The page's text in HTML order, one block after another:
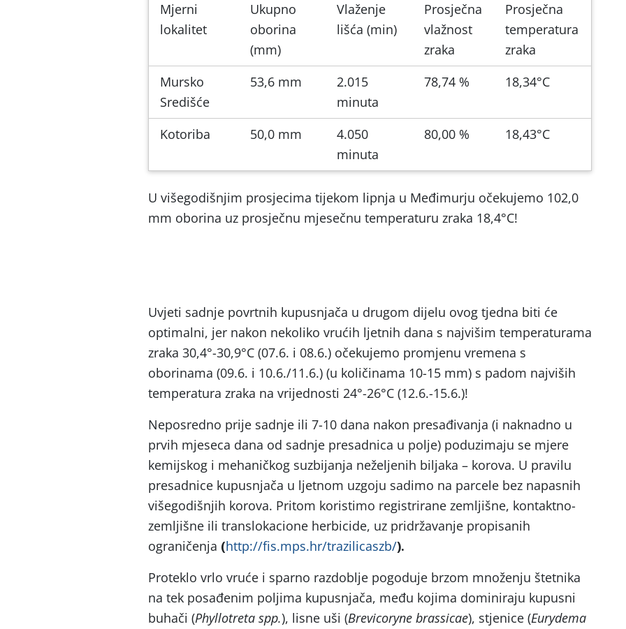
Mjerni
lokalitet
Ukupno
oborina
(mm)
Vlaženje
lišća (min)
Prosječna
vlažnost
zraka
Prosječna
temperatura
zraka
Mursko
Središće
53,6 mm
2.015
minuta
78,74 % 18,34°C
Kotoriba 50,0 mm
4.050
minuta
80,00 % 18,43°C
U višegodišnjim prosjecima tijekom lipnja u Međimurju očekujemo 102,0
mm oborina uz prosječnu mjesečnu temperaturu zraka 18,4°C!
Uvjeti sadnje povrtnih kupusnjača u drugom dijelu ovog tjedna biti će
optimalni, jer nakon nekoliko vrućih ljetnih dana s najvišim temperaturama
zraka 30,4°-30,9°C (07.6. i 08.6.) očekujemo promjenu vremena s
oborinama (09.6. i 10.6./11.6.) (u količinama 10-15 mm) s padom najviših
temperatura zraka na vrijednosti 24°-26°C (12.6.-15.6.)!
Neposredno prije sadnje ili 7-10 dana nakon presađivanja (i naknadno u
prvih mjeseca dana od sadnje presadnica u polje) poduzimaju se mjere
kemijskog i mehaničkog suzbijanja neželjenih biljaka – korova. U pravilu
presadnice kupusnjača u ljetnom uzgoju sadimo na parcele bez napasnih
višegodišnjih korova. Pritom koristimo registrirane zemljišne, kontaktno-
zemljišne ili translokacione herbicide, uz pridržavanje propisanih
ograničenja (http://fis.mps.hr/trazilicaszb/).
Proteklo vrlo vruće i sparno razdoblje pogoduje brzom množenju štetnika
na tek posađenim poljima kupusnjača, među kojima dominiraju kupusni
buhači (Phyllotreta spp.), lisne uši (Brevicoryne brassicae), stjenice (Eurydema